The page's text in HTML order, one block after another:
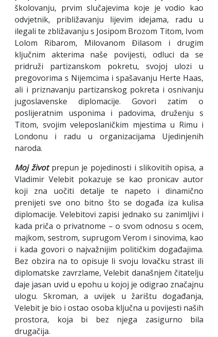
školovanju, prvim slučajevima koje je vodio kao
odvjetnik, približavanju lijevim idejama, radu u
ilegali te zbližavanju s Josipom Brozom Titom, Ivom
Lolom Ribarom, Milovanom Đilasom i drugim
ključnim akterima naše povijesti, odluci da se
pridruži partizanskom pokretu, svojoj ulozi u
pregovorima s Nijemcima i spašavanju Herte Haas,
ali i priznavanju partizanskog pokreta i osnivanju
jugoslavenske diplomacije. Govori zatim o
poslijeratnim usponima i padovima, druženju s
Titom, svojim veleposlaničkim mjestima u Rimu i
Londonu i radu u organizacijama Ujedinjenih
naroda.
Moj život prepun je pojedinosti i slikovitih opisa, a
Vladimir Velebit pokazuje se kao pronicav autor
koji zna uočiti detalje te napeto i dinamično
prenijeti sve ono bitno što se događa iza kulisa
diplomacije. Velebitovi zapisi jednako su zanimljivi i
kada priča o privatnome – o svom odnosu s ocem,
majkom, sestrom, suprugom Verom i sinovima, kao
i kada govori o najvažnijim političkim događajima.
Bez obzira na to opisuje li svoju lovačku strast ili
diplomatske zavrzlame, Velebit današnjem čitatelju
daje jasan uvid u epohu u kojoj je odigrao značajnu
ulogu. Skroman, a uvijek u žarištu događanja,
Velebit je bio i ostao osoba ključna u povijesti naših
prostora, koja bi bez njega zasigurno bila
drugačija.